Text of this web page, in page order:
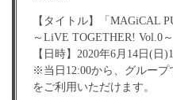
【タイトル】「MAGiCAL
～LiVE TOGETHER! Vol.0～
【日時】2020年6月14日(日
※当日12:00から、グルー
をご利用いただけます。